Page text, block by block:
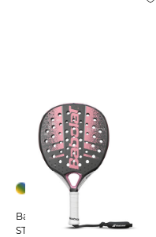
Babolat | Padelschläger
STIMA SPIRIT